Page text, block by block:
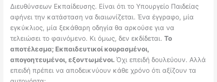
Διευθύνσεων Εκπαίδευσης. Είναι ότι το Υπουργείο Παιδείας
αφήνει την κατάσταση να διαιωνίζεται. Ένα έγγραφο, μία
εγκύκλιος, μία ξεκάθαρη οδηγία θα αρκούσε για να
τελειώσει το φαινόμενο. Κι όμως, δεν εκδίδεται.Το
αποτέλεσμα; Εκπαιδευτικοί κουρασμένοι,
απογοητευμένοι, εξοντωμένοι.Όχι επειδή δουλεύουν. Αλλά
επειδή πρέπει να αποδεικνύουν κάθε χρόνο ότι αξίζουν τα